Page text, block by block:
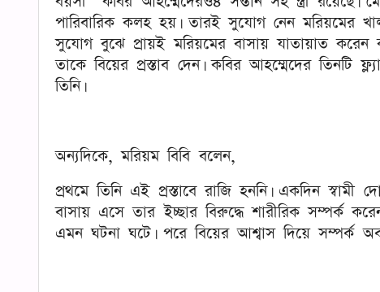
পারিবারিক কলহ হয়। তারই সুযোগ নেন মরিয়মের
সুযোগ বুঝে প্রায়ই মরিয়মের বাসায় যাতায়াত করেন
তাকে বিয়ের প্রস্তাব দেন। কবির আহম্মেদের তিনটি
তিনি।
অন্যদিকে, মরিয়ম বিবি বলেন,
প্রথমে তিনি এই প্রস্তাবে রাজি হননি। একদিন
বাসায় এসে তার ইচ্ছার বিরুদ্ধে শারীরিক সম্পর্ক
এমন ঘটনা ঘটে। পরে বিয়ের আশ্বাস দিয়ে সম্পর্ক